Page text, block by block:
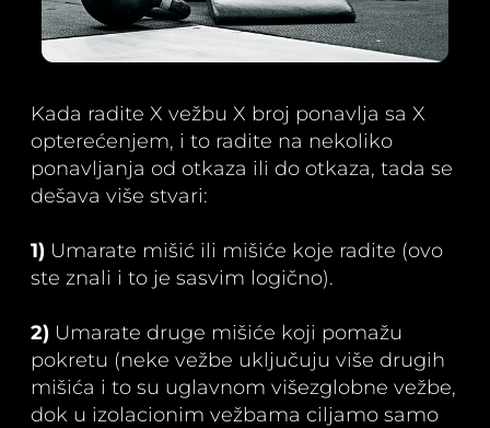
Kada radite X vežbu X broj ponavlja sa X
opterećenjem, i to radite na nekoliko
ponavljanja od otkaza ili do otkaza, tada se
dešava više stvari:
1) Umarate mišić ili mišiće koje radite (ovo
ste znali i to je sasvim logično).
2) Umarate druge mišiće koji pomažu
pokretu (neke vežbe uključuju više drugih
mišića i to su uglavnom višezglobne vežbe,
dok u izolacionim vežbama ciljamo samo